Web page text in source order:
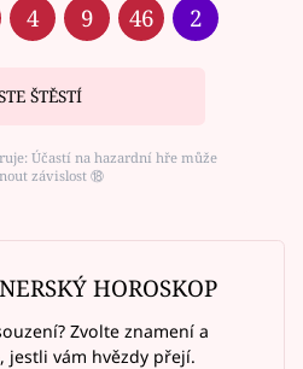
4 9 46 2
ŠTĚSTÍ
Účastí na hazardní hře může
závislost ⑱
HOROSKOP
Zvolte znamení a
jestli vám hvězdy přejí.